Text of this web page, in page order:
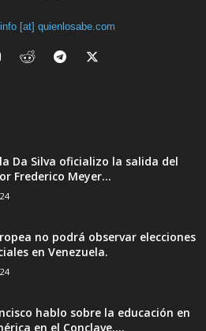
info [at] quienlosabe.com
Da Silva oficializo la salida del
Frederico Meyer...
no podrá observar elecciones
en Venezuela.
hablo sobre la educación en
en el Conclave....